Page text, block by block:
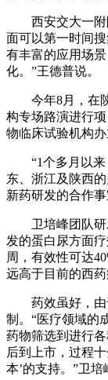
西安交大一附
面可以第一时间
有丰富的应用场
化。”王德普说。
今年8月，在陕
构专场路演进行
物临床试验机构
“1个多月以来
东、浙江及陕西
新药研发的合作事
卫培峰团队研
发的蛋白尿方面
周，有效性可达
远高于目前的西药
药效虽好，由
制。“医疗领域的
药物筛选到进行
后到上市，过程
本’的支持。”卫培